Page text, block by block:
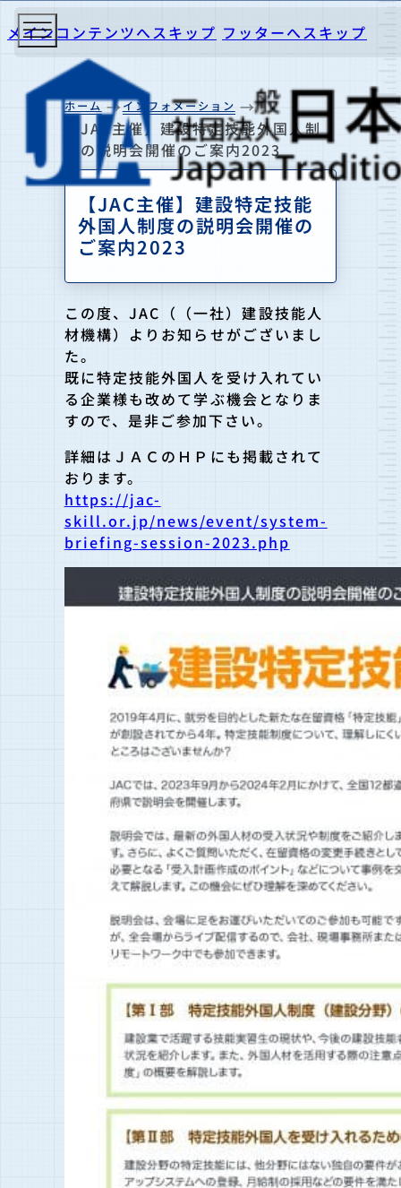
メインコンテンツへスキップ フッターへスキップ
ホーム インフォメーション
【JAC主催】建設特定技能外国人制
度の説明会開催のご案内2023
【JAC主催】建設特定技能
外国人制度の説明会開催の
ご案内2023
この度、JAC（（一社）建設技能人
材機構）よりお知らせがございまし
た。
既に特定技能外国人を受け入れてい
る企業様も改めて学ぶ機会となりま
すので、是非ご参加下さい。
詳細はＪＡＣのＨＰにも掲載されて
おります。
https://jac-
skill.or.jp/news/event/system-
briefing-session-2023.php